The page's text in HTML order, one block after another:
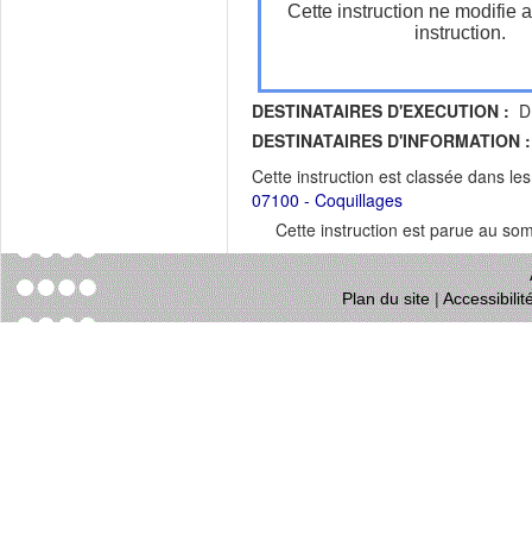
Cette instruction ne modifie
instruction.
DESTINATAIRES D'EXECUTION :
DESTINATAIRES D'INFORMATION :
Cette instruction est classée dans
07100 - Coquillages
Cette instruction est parue au
Plan du site|